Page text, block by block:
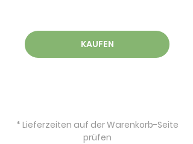
KAUFEN
* Lieferzeiten auf der Warenkorb-Seite
prüfen